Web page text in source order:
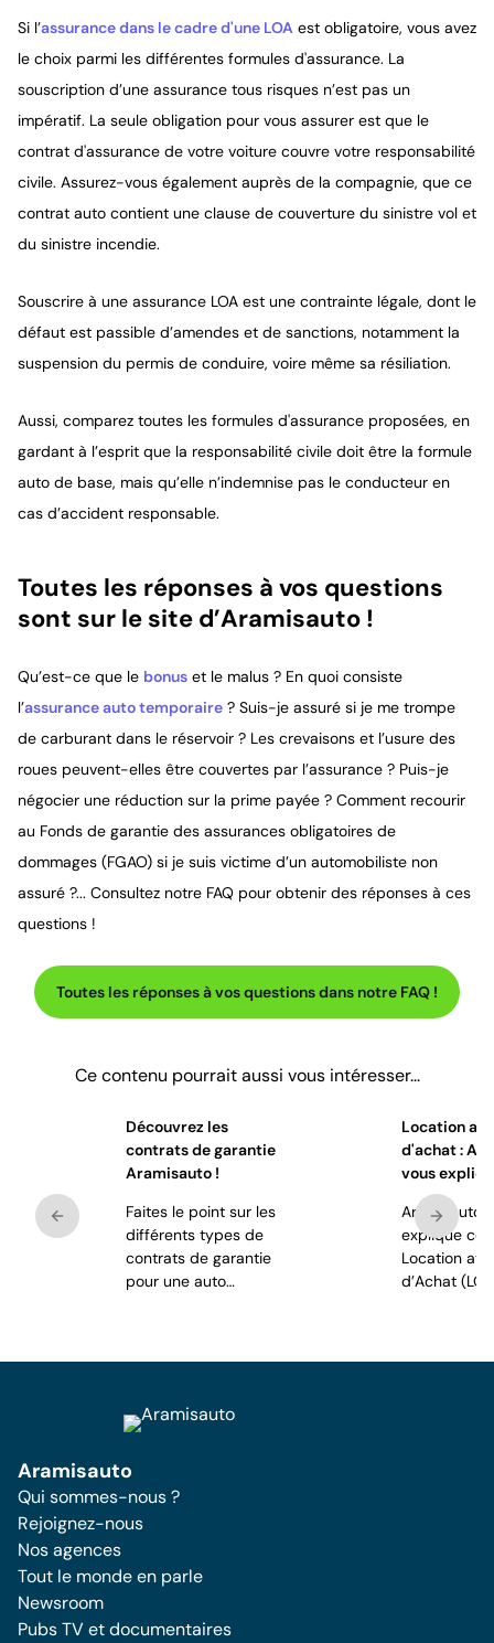
Si l’assurance dans le cadre d'une LOA est obligatoire, vous avez
le choix parmi les différentes formules d'assurance. La
souscription d’une assurance tous risques n’est pas un
impératif. La seule obligation pour vous assurer est que le
contrat d'assurance de votre voiture couvre votre responsabilité
civile. Assurez-vous également auprès de la compagnie, que ce
contrat auto contient une clause de couverture du sinistre vol et
du sinistre incendie.
Souscrire à une assurance LOA est une contrainte légale, dont le
défaut est passible d’amendes et de sanctions, notamment la
suspension du permis de conduire, voire même sa résiliation.
Aussi, comparez toutes les formules d'assurance proposées, en
gardant à l’esprit que la responsabilité civile doit être la formule
auto de base, mais qu’elle n’indemnise pas le conducteur en
cas d’accident responsable.
Toutes les réponses à vos questions
sont sur le site d’Aramisauto !
Qu’est-ce que le bonus et le malus ? En quoi consiste
l’assurance auto temporaire ? Suis-je assuré si je me trompe
de carburant dans le réservoir ? Les crevaisons et l’usure des
roues peuvent-elles être couvertes par l’assurance ? Puis-je
négocier une réduction sur la prime payée ? Comment recourir
au Fonds de garantie des assurances obligatoires de
dommages (FGAO) si je suis victime d’un automobiliste non
assuré ?... Consultez notre FAQ pour obtenir des réponses à ces
questions !
Toutes les réponses à vos questions dans notre FAQ !
Ce contenu pourrait aussi vous intéresser...
Découvrez les
contrats de garantie
Aramisauto !
Faites le point sur les
différents types de
contrats de garantie
pour une auto
Location
d'achat :
vous
Aramisauto
explique ce
Location
d’Achat
Aramisauto
Qui sommes-nous ?
Rejoignez-nous
Nos agences
Tout le monde en parle
Newsroom
Pubs TV et documentaires